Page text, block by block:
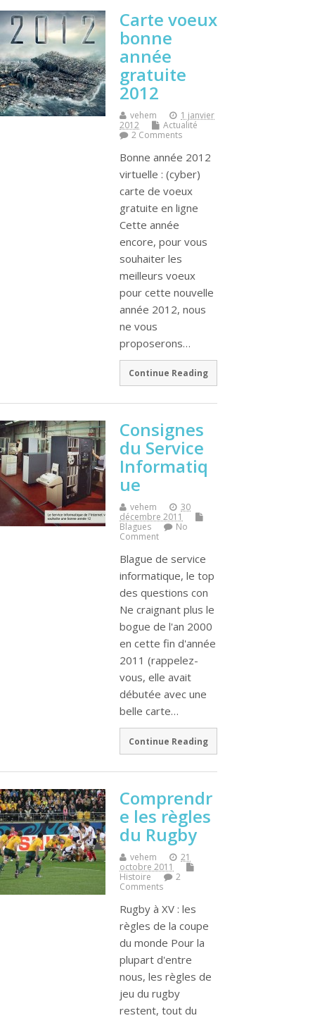
Carte voeux
bonne
année
gratuite
2012
vehem
1 janvier
2012
Actualité
2 Comments
Bonne année 2012
virtuelle : (cyber)
carte de voeux
gratuite en ligne
Cette année
encore, pour vous
souhaiter les
meilleurs voeux
pour cette nouvelle
année 2012, nous
ne vous
proposerons…
Continue Reading
Consignes
du Service
Informatiq
ue
vehem
30
décembre 2011
Blagues
No
Comment
Blague de service
informatique, le top
des questions con
Ne craignant plus le
bogue de l'an 2000
en cette fin d'année
2011 (rappelez-
vous, elle avait
débutée avec une
belle carte…
Continue Reading
Comprendr
e les règles
du Rugby
vehem
21
octobre 2011
Histoire
2
Comments
Rugby à XV : les
règles de la coupe
du monde Pour la
plupart d'entre
nous, les règles de
jeu du rugby
restent, tout du